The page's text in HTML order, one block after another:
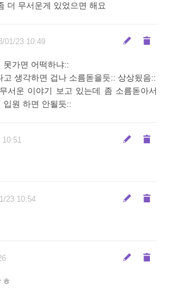
더 무서운게 있었으면 해요
01/23 10:49
못가면 어떡하냐::
고 생각하면 겁나 소름돋을듯:: 상상됬음::
서운 이야기 보고 있는데 좀 소름돋아서
입원 하면 안될듯::
10:51
23 10:54